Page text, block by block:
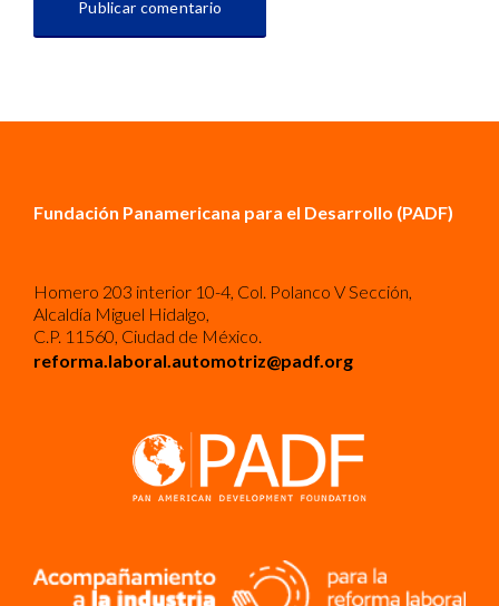
Fundación Panamericana para el Desarrollo (PADF)
Homero 203 interior 10-4, Col. Polanco V Sección,
Alcaldía Miguel Hidalgo,
C.P. 11560, Ciudad de México.
reforma.laboral.automotriz@padf.org